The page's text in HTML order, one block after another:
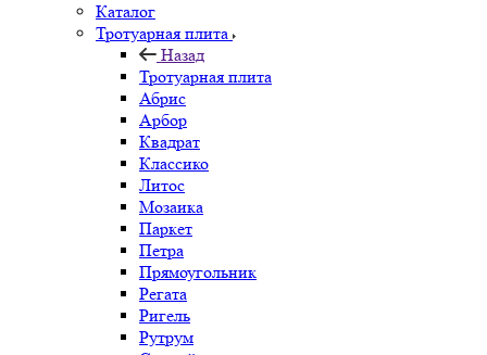
Каталог
Тротуарная плита
Назад
Тротуарная плита
Абрис
Арбор
Квадрат
Классико
Литос
Мозаика
Паркет
Петра
Прямоугольник
Регата
Ригель
Рутрум